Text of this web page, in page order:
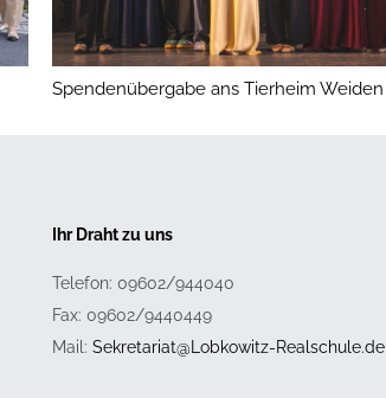
Spendenübergabe ans Tierheim Weiden
Ihr Draht zu uns
Telefon: 09602/944040
Fax: 09602/9440449
Mail: Sekretariat@Lobkowitz-Realschule.de